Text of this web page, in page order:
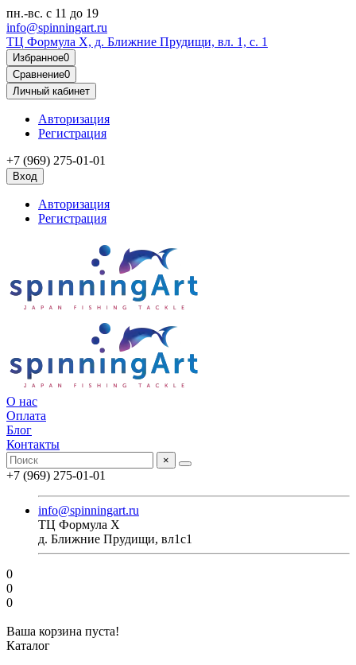
пн.-вс. с 11 до 19
info@spinningart.ru
ТЦ Формула X, д. Ближние Прудищи, вл. 1, с. 1
Избранное0
Сравнение0
Личный кабинет
Авторизация
Регистрация
+7 (969) 275-01-01
Вход
Авторизация
Регистрация
О нас
Оплата
Блог
Контакты
×
+7 (969) 275-01-01
info@spinningart.ru
ТЦ Формула X
д. Ближние Прудищи, вл1с1
0
0
0
Ваша корзина пуста!
Каталог